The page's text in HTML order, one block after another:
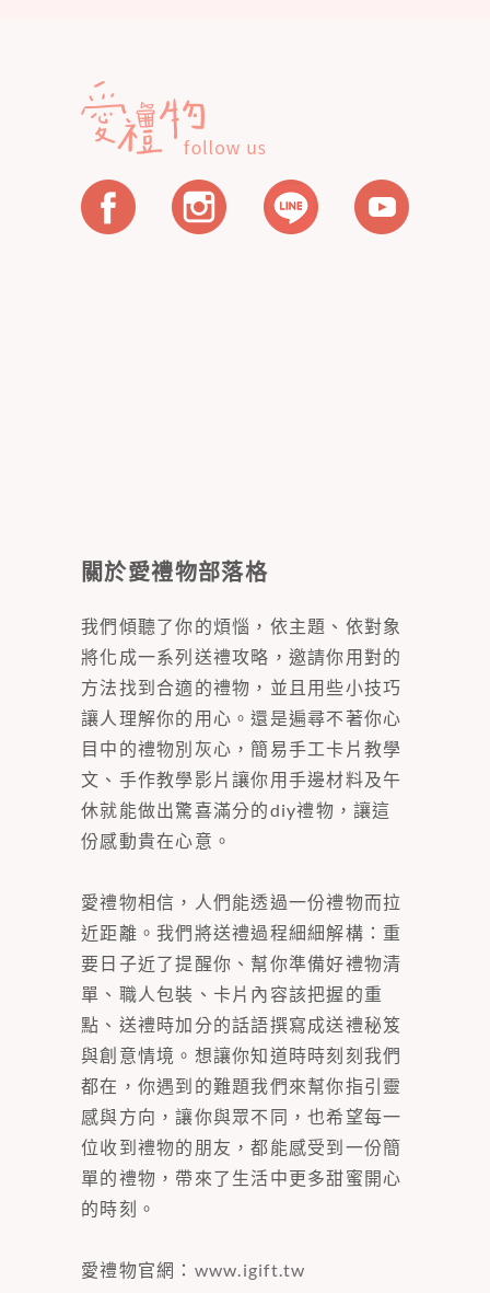
關於愛禮物部落格
我們傾聽了你的煩惱，依主題、依對象
將化成一系列送禮攻略，邀請你用對的
方法找到合適的禮物，並且用些小技巧
讓人理解你的用心。還是遍尋不著你心
目中的禮物別灰心，簡易手工卡片教學
文、手作教學影片讓你用手邊材料及午
休就能做出驚喜滿分的diy禮物，讓這
份感動貴在心意。
愛禮物相信，人們能透過一份禮物而拉
近距離。我們將送禮過程細細解構：重
要日子近了提醒你、幫你準備好禮物清
單、職人包裝、卡片內容該把握的重
點、送禮時加分的話語撰寫成送禮秘笈
與創意情境。想讓你知道時時刻刻我們
都在，你遇到的難題我們來幫你指引靈
感與方向，讓你與眾不同，也希望每一
位收到禮物的朋友，都能感受到一份簡
單的禮物，帶來了生活中更多甜蜜開心
的時刻。
愛禮物官網： www.igift.tw